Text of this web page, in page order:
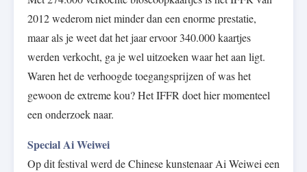
2012 wederom niet minder dan een enorme prestatie,
maar als je weet dat het jaar ervoor 340.000 kaartjes
werden verkocht, ga je wel uitzoeken waar het aan ligt.
Waren het de verhoogde toegangsprijzen of was het
gewoon de extreme kou? Het IFFR doet hier momenteel
een onderzoek naar.
Special Ai Weiwei
Op dit festival werd de Chinese kunstenaar Ai Weiwei een